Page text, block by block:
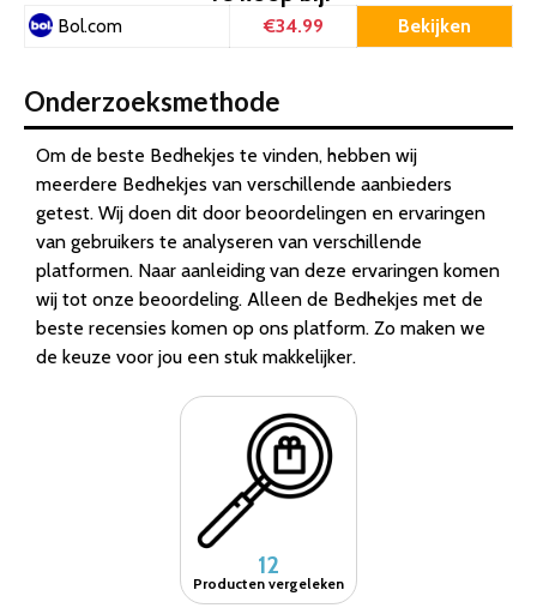
Bol.com €34.99 Bekijken
Onderzoeksmethode
Om de beste Bedhekjes te vinden, hebben wij
meerdere Bedhekjes van verschillende aanbieders
getest. Wij doen dit door beoordelingen en ervaringen
van gebruikers te analyseren van verschillende
platformen. Naar aanleiding van deze ervaringen komen
wij tot onze beoordeling. Alleen de Bedhekjes met de
beste recensies komen op ons platform. Zo maken we
de keuze voor jou een stuk makkelijker.
12
Producten vergeleken